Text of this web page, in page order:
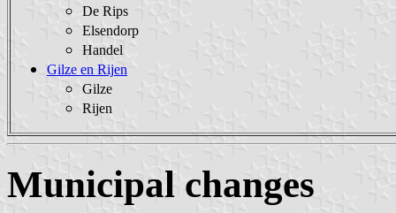
De Rips
Elsendorp
Handel
Gilze en Rijen
Gilze
Rijen
Municipal changes